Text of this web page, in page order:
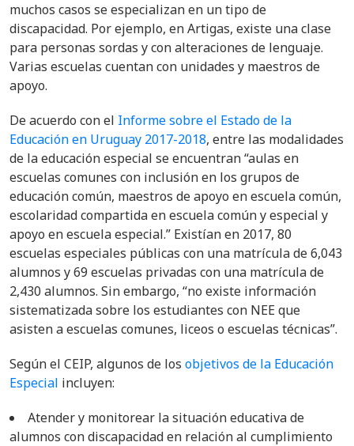
muchos casos se especializan en un tipo de
discapacidad. Por ejemplo, en Artigas, existe una clase
para personas sordas y con alteraciones de lenguaje.
Varias escuelas cuentan con unidades y maestros de
apoyo.
De acuerdo con el Informe sobre el Estado de la
Educación en Uruguay 2017-2018, entre las modalidades
de la educación especial se encuentran “aulas en
escuelas comunes con inclusión en los grupos de
educación común, maestros de apoyo en escuela común,
escolaridad compartida en escuela común y especial y
apoyo en escuela especial.” Existían en 2017, 80
escuelas especiales públicas con una matrícula de 6,043
alumnos y 69 escuelas privadas con una matrícula de
2,430 alumnos. Sin embargo, “no existe información
sistematizada sobre los estudiantes con NEE que
asisten a escuelas comunes, liceos o escuelas técnicas”.
Según el CEIP, algunos de los objetivos de la Educación
Especial incluyen:
Atender y monitorear la situación educativa de
alumnos con discapacidad en relación al cumplimiento